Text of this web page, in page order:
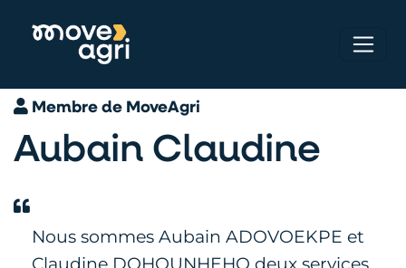
Membre de MoveAgri
Aubain Claudine
Nous sommes Aubain ADOVOEKPE et
Claudine DOHOUNHEHO deux services